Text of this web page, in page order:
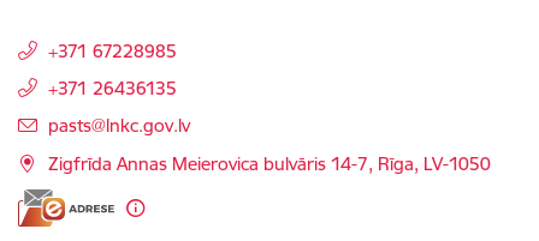
+371 67228985
+371 26436135
E-pasts:
pasts@lnkc.gov.lv
Zigfrīda Annas Meierovica bulvāris 14-7, Rīga, LV-1050